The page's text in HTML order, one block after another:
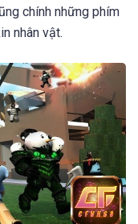
chính những phím
nhân vật.